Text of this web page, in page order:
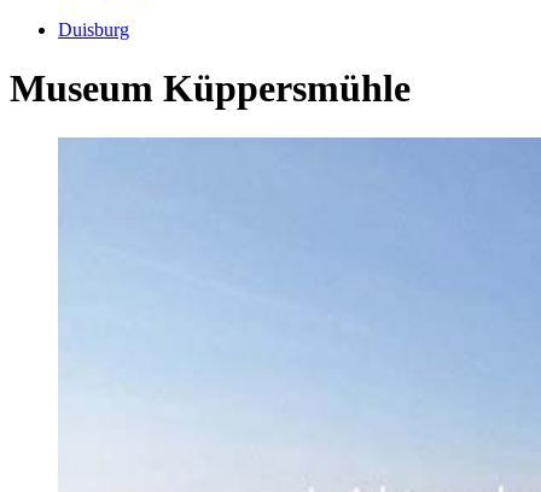
Duisburg
Museum Küppersmühle